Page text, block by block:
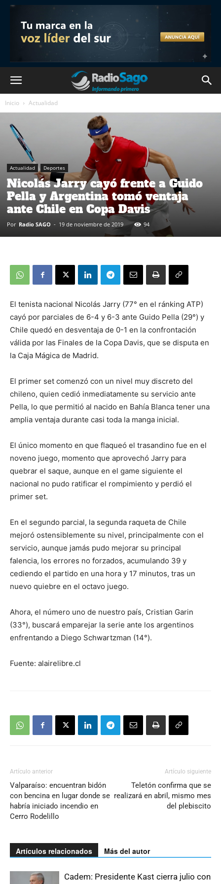
Inicio Actualidad
Actualidad Deportes
Nicolás Jarry cayó frente a Guido
Pella y Argentina tomó ventaja
ante Chile en Copa Davis
Por Radio SAGO - 19 de noviembre de 2019 94
El tenista nacional Nicolás Jarry (77° en el ránking ATP)
cayó por parciales de 6-4 y 6-3 ante Guido Pella (29°) y
Chile quedó en desventaja de 0-1 en la confrontación
válida por las Finales de la Copa Davis, que se disputa en
la Caja Mágica de Madrid.
El primer set comenzó con un nivel muy discreto del
chileno, quien cedió inmediatamente su servicio ante
Pella, lo que permitió al nacido en Bahía Blanca tener una
amplia ventaja durante casi toda la manga inicial.
El único momento en que flaqueó el trasandino fue en el
noveno juego, momento que aprovechó Jarry para
quebrar el saque, aunque en el game siguiente el
nacional no pudo ratificar el rompimiento y perdió el
primer set.
En el segundo parcial, la segunda raqueta de Chile
mejoró ostensiblemente su nivel, principalmente con el
servicio, aunque jamás pudo mejorar su principal
falencia, los errores no forzados, acumulando 39 y
cediendo el partido en una hora y 17 minutos, tras un
nuevo quiebre en el octavo juego.
Ahora, el número uno de nuestro país, Cristian Garin
(33°), buscará emparejar la serie ante los argentinos
enfrentando a Diego Schwartzman (14°).
Fuente: alairelibre.cl
Artículo anterior
Valparaíso: encuentran bidón
con bencina en lugar donde se
habría iniciado incendio en
Cerro Rodelillo
Artículo siguiente
Teletón confirma que se
realizará en abril, mismo mes
del plebiscito
Artículos relacionados Más del autor
Cadem: Presidente Kast cierra julio con